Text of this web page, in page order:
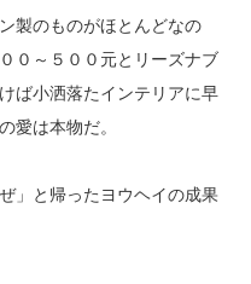
製のものがほとんどなの
０～５００元とリーズナブ
ば小洒落たインテリアに早
愛は本物だ。
」と帰ったヨウヘイの成果